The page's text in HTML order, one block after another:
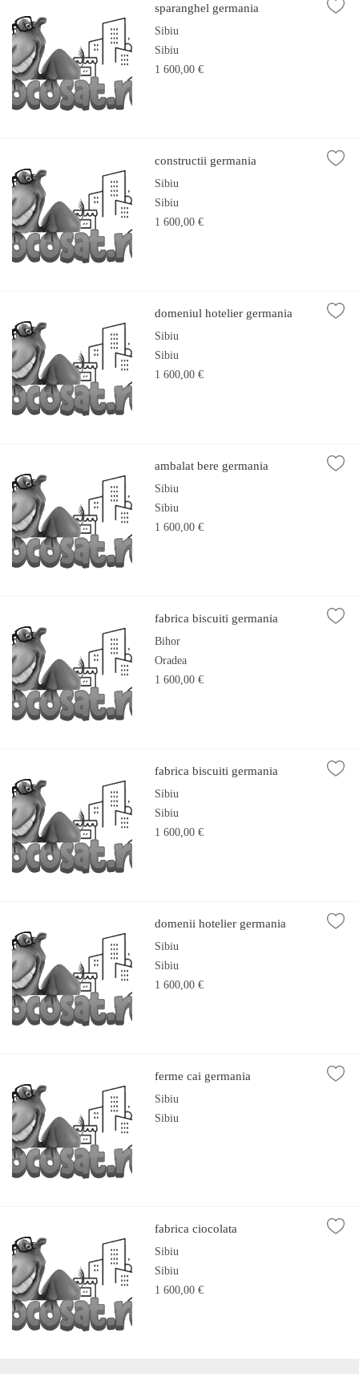
sparanghel germania
Sibiu
Sibiu
1 600,00 €
constructii germania
Sibiu
Sibiu
1 600,00 €
domeniul hotelier germania
Sibiu
Sibiu
1 600,00 €
ambalat bere germania
Sibiu
Sibiu
1 600,00 €
fabrica biscuiti germania
Bihor
Oradea
1 600,00 €
fabrica biscuiti germania
Sibiu
Sibiu
1 600,00 €
domenii hotelier germania
Sibiu
Sibiu
1 600,00 €
ferme cai germania
Sibiu
Sibiu
fabrica ciocolata
Sibiu
Sibiu
1 600,00 €